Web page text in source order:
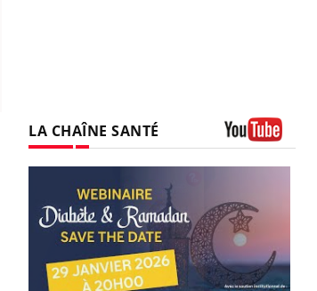
LA CHAÎNE SANTÉ